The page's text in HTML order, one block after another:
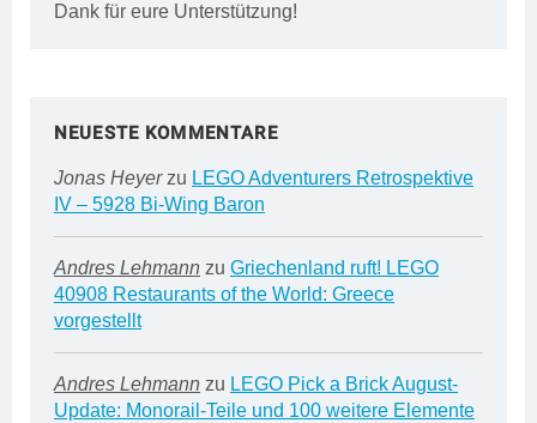
Dank für eure Unterstützung!
NEUESTE KOMMENTARE
Jonas Heyerzu LEGO Adventurers Retrospektive
IV – 5928 Bi-Wing Baron
Andres Lehmann zu Griechenland ruft! LEGO
40908 Restaurants of the World: Greece
vorgestellt
Andres Lehmann zu LEGO Pick a Brick August-
Update: Monorail-Teile und 100 weitere Elemente